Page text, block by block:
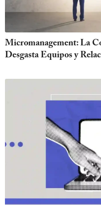
Micromanagement: La
Desgasta Equipos y